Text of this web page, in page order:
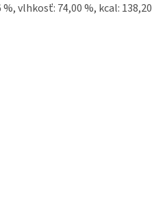
vlhkosť: 74,00 %, kcal: 138,20